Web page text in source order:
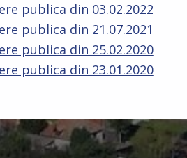
publica din 03.02.2022
publica din 21.07.2021
publica din 25.02.2020
publica din 23.01.2020